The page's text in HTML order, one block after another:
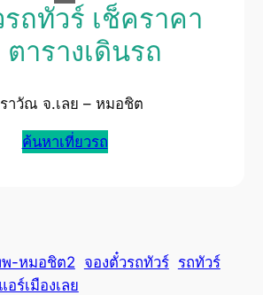
ถทัวร์ เช็คราคา
ตารางเดินรถ
ราวัณ จ.เลย – หมอชิต
ค้นหาเที่ยวรถ
พ-หมอชิต2 จองตั๋วรถทัวร์ รถทัวร์
แอร์เมืองเลย